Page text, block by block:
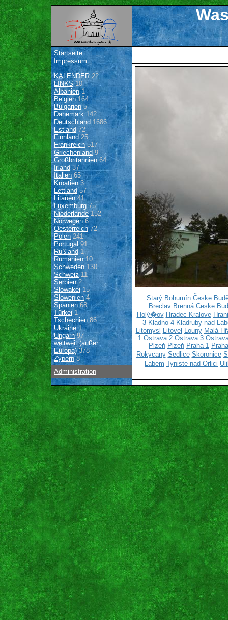
Startseite
Impressum
KALENDER22
LINKS10
Albanien1
Belgien164
Bulgarien 5
Dänemark142
Deutschland 1686
Estland 72
Finnland 25
Frankreich517
Griechenland9
Großbritannien64
Irland 37
Italien65
Kroatien3
Lettland57
Litauen41
Luxemburg 75
Niederlande152
Norwegen6
Oesterreich72
Polen 241
Portugal91
Rußland 1
Rumänien10
Schweden 130
Schweiz11
Serbien2
Slowakei15
Slowenien4
Spanien68
Türkei1
Tschechien 86
Ukraine1
Ungarn97
weltweit (außer
Europa)378
Zypern8
Administration
Starý Bohumín Česke
Breclav Brenná Ceske
Holý�ov Hradec Kralove
3 Kladno 4 Kladruby nad
Litomysl
Litovel Louny Malá
1 Ostrava 2 Ostrava 3
Plzeň Plzeň Praha 1
Rokycany Sedlice Skoronice
Labem Tyniste nad Orlici